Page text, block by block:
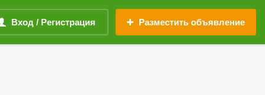
Вход / Регистрация Разместить объявление